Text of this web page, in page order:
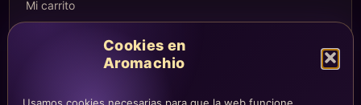
Cookies en
Aromachio
Mi carrito
Condiciones de compra
Envíos y devoluciones